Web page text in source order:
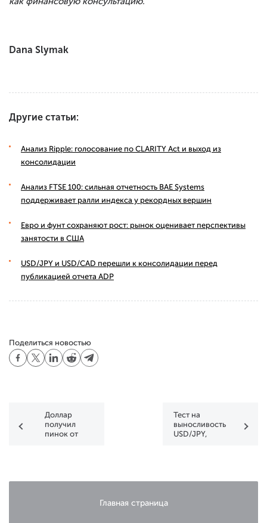
Dana Slymak
Другие статьи:
Анализ Ripple: голосование по CLARITY Act и выход из
консолидации
Анализ FTSE 100: сильная отчетность BAE Systems
поддерживает ралли индекса у рекордных вершин
Евро и фунт сохраняют рост: рынок оценивает перспективы
занятости в США
USD/JPY и USD/CAD перешли к консолидации перед
публикацией отчета ADP
Поделиться новостью
Доллар
получил
пинок от
Тест на
выносливость:
USD/JPY,
Главная страница